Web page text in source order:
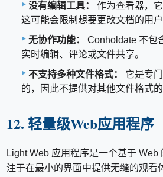
没有编辑工具：
作为查看器，
这可能会限制想要更改文档的用户
无协作功能：
Conholdate 不包
实时编辑、评论或文件共享。
不支持多种文件格式：
它是专
的，因此不提供对其他文件格式的
12. 轻量级Web应用程序
Light Web 应用程序是一个基于 Web
注于在最小的界面中提供无缝的观看